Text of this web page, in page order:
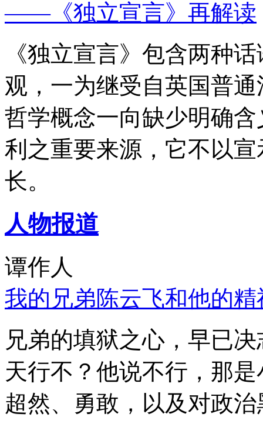
——《独立宣言》再解读
《独立宣言》包含两种
观，一为继受自英国普
哲学概念一向缺少明确
利之重要来源，它不以
长。
人物报道
谭作人
我的兄弟陈云飞和他的
兄弟的填狱之心，早已
天行不？他说不行，那
超然、勇敢，以及对政